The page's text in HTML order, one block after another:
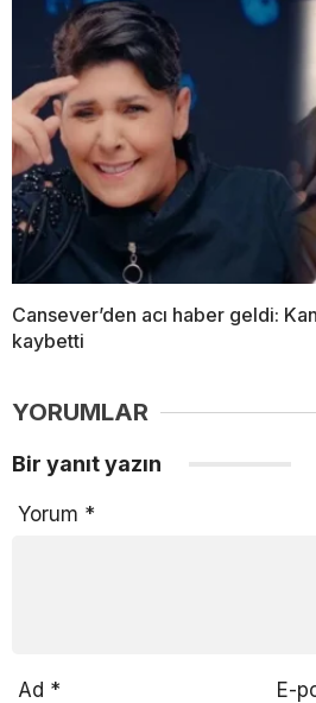
Cansever’den acı haber geldi:
kaybetti
YORUMLAR
Bir yanıt yazın
Yorum *
Ad * E-